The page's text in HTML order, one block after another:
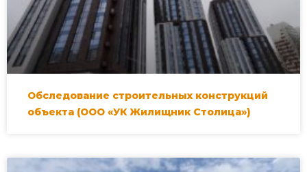
Обследование строительных конструкций
объекта (ООО «УК Жилищник Столица»)